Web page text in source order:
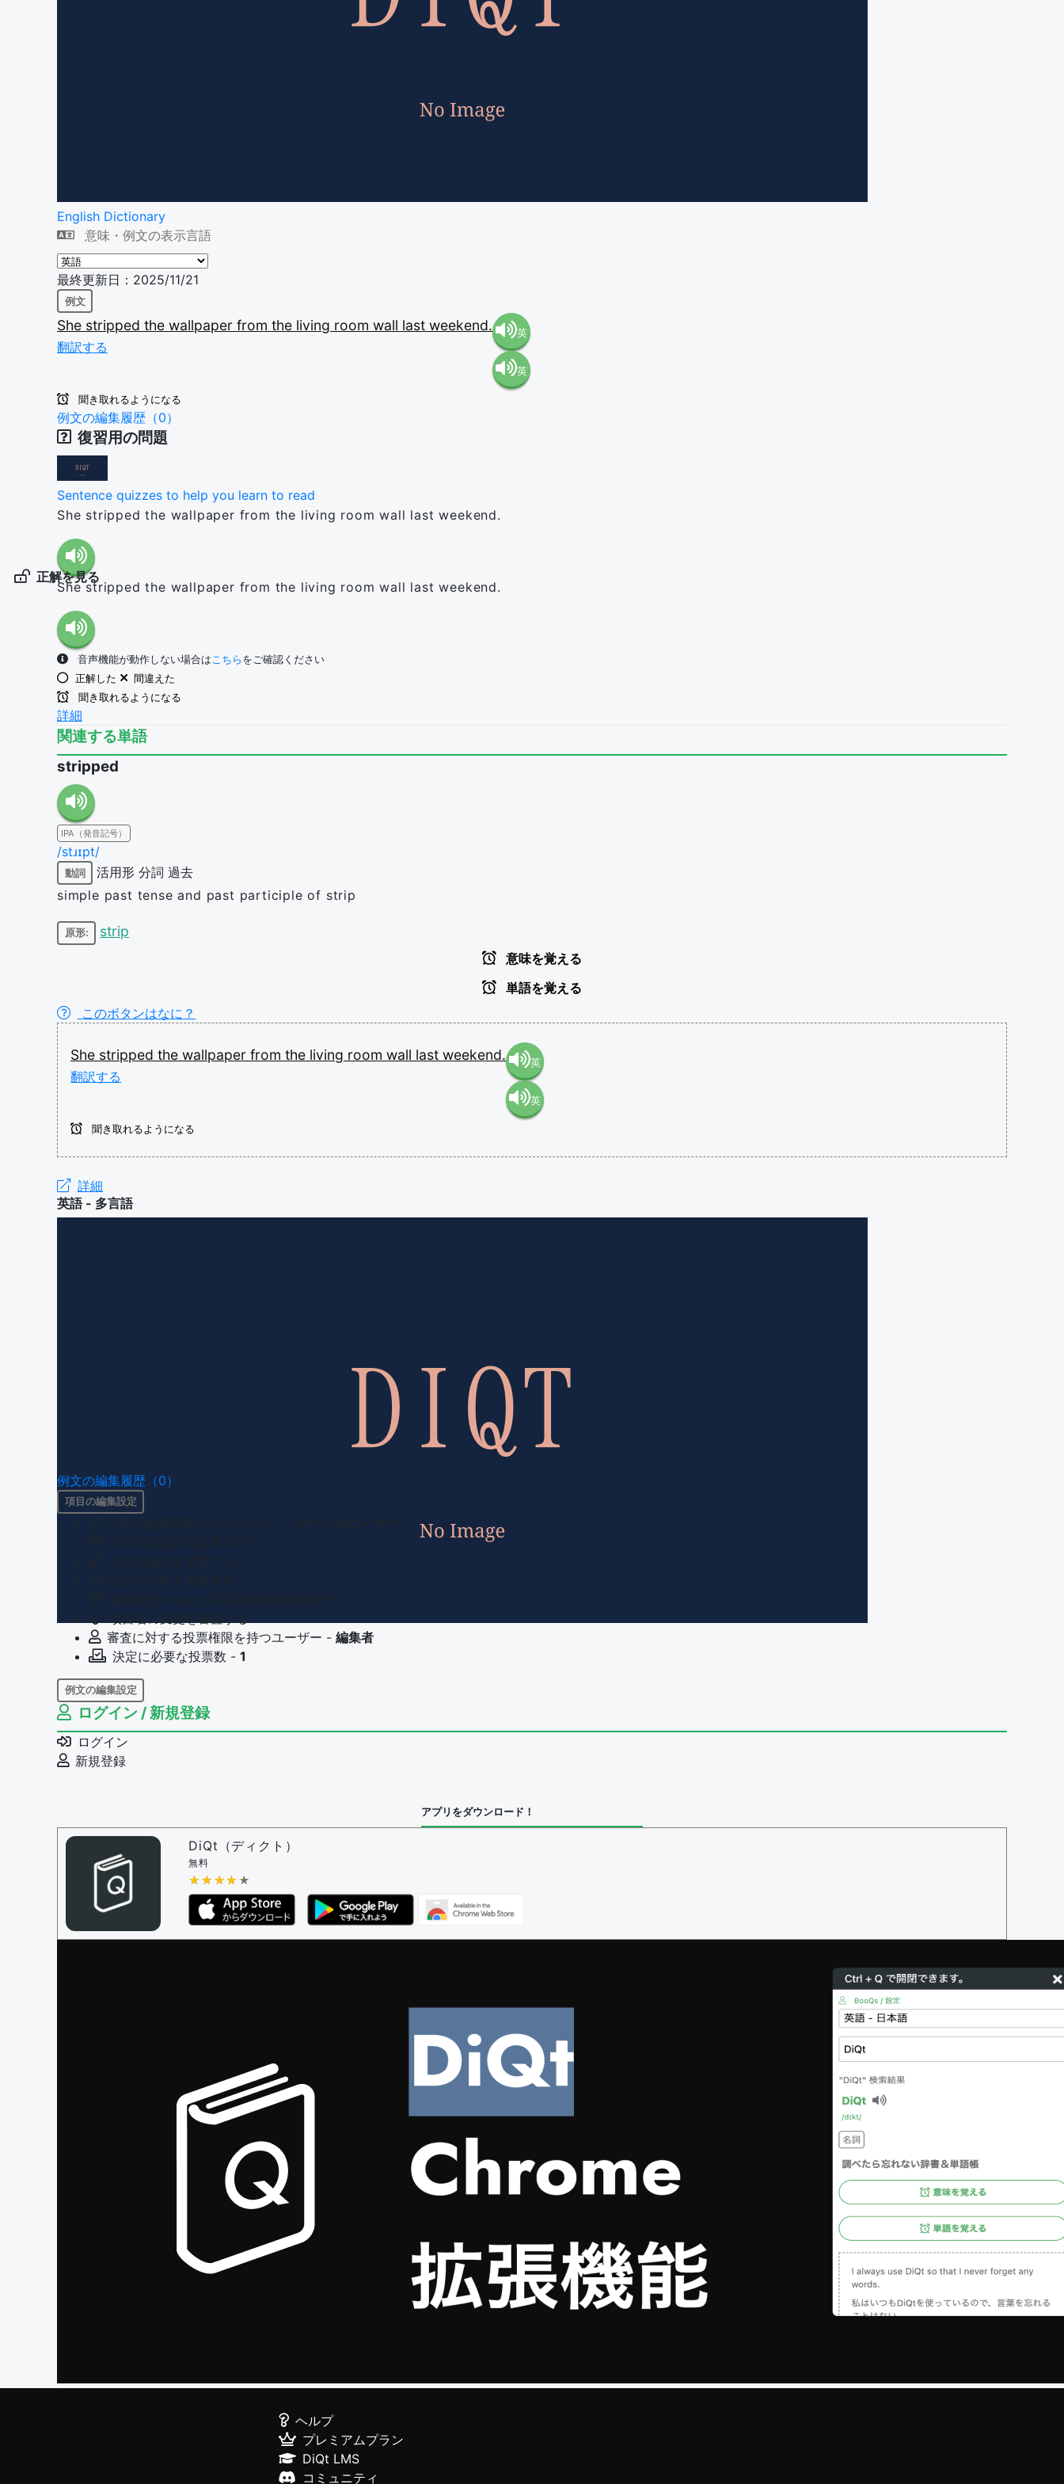
English Dictionary
意味・例文の表示言語
最終更新日：2025/11/21
例文
She stripped the wallpaper from the living room wall last weekend.
翻訳する
英
語（米
英
聞き取れるようになる
例文の編集履歴（0）
復習用の問題
Sentence quizzes to help you learn to read
She stripped the wallpaper from the living room wall last weekend.
正解を見る
She stripped the wallpaper from the living room wall last weekend.
音声機能が動作しない場合はこちら をご確認ください
正解した
間違えた
聞き取れるようになる
詳細
関連する単語
stripped
IPA（発音記号）
/stɹɪpt/
動詞 活用形 分詞 過去
simple past tense and past participle of strip
原形: strip
意味を覚える
単語を覚える
このボタンはなに？
She stripped the wallpaper from the living room wall last weekend.
翻訳する
英
語（米
英
聞き取れるようになる
詳細
英語 - 多言語
例文の編集履歴（0）
項目の編集設定
審査に対する投票権限を持つユーザー - 編集者
決定に必要な投票数 - 1
例文の編集設定
例文の編集権限を持つユーザー -
例文の削除を審査する
審査に対する投票権限を持つユーザー -
決定に必要な投票数 -
問題の編集権限を持つユーザー -すべてのユーザー
審査に対する投票権限を持つユーザー -
決定に必要な投票数 -
編集ガイドライン
ログイン / 新規登録
ログイン
新規登録
アプリをダウンロード！
DiQt（ディクト）
無料
★★★★★
★★★★★
ヘルプ
プレミアムプラン
DiQt LMS
コミュニティ